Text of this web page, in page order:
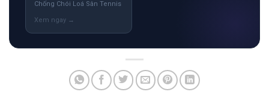
Chống Chói Loá Sân Tennis